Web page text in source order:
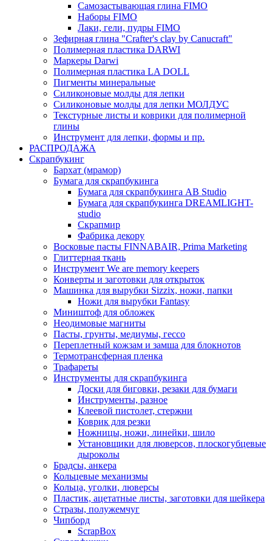
Самозастывающая глина FIMO
Наборы FIMO
Лаки, гели, пудры FIMO
Зефирная глина "Crafter's clay by Canucraft"
Полимерная пластика DARWI
Маркеры Darwi
Полимерная пластика LA DOLL
Пигменты минеральные
Силиконовые молды для лепки
Силиконовые молды для лепки МОЛДУС
Текстурные листы и коврики для полимерной
глины
Инструмент для лепки, формы и пр.
РАСПРОДАЖА
Скрапбукинг
Бархат (мрамор)
Бумага для скрапбукинга
Бумага для скрапбукинга AB Studio
Бумага для скрапбукинга DREAMLIGHT-
studio
Скрапмир
Фабрика декору
Восковые пасты FINNABAIR, Prima Marketing
Глиттерная ткань
Инструмент We are memory keepers
Конверты и заготовки для открыток
Машинка для вырубки Sizzix, ножи, папки
Ножи для вырубки Fantasy
Миништоф для обложек
Неодимовые магниты
Пасты, грунты, медиумы, гессо
Переплетный кожзам и замша для блокнотов
Термотрансферная пленка
Трафареты
Инструменты для скрапбукинга
Доски для биговки, резаки для бумаги
Инструменты, разное
Клеевой пистолет, стержни
Коврик для резки
Ножницы, ножи, линейки, шило
Установщики для люверсов, плоскогубцевые
дыроколы
Брадсы, анкера
Кольцевые механизмы
Кольца, уголки, люверсы
Пластик, ацетатные листы, заготовки для шейкера
Стразы, полужемчуг
Чипборд
ScrapBox